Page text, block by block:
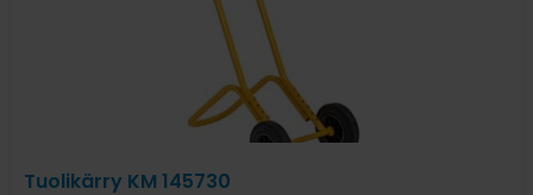
Tuolikärry KM 145730